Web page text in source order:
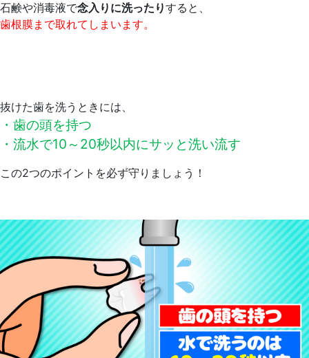
石鹸や消毒液で念入りに洗ったりすると、
歯根膜まで取れてしまいます。
抜けた歯を洗うときには、
・歯の頭を持つ
・流水で10～20秒以内にサッと洗い流す
この2つのポイントを必ず守りましょう！